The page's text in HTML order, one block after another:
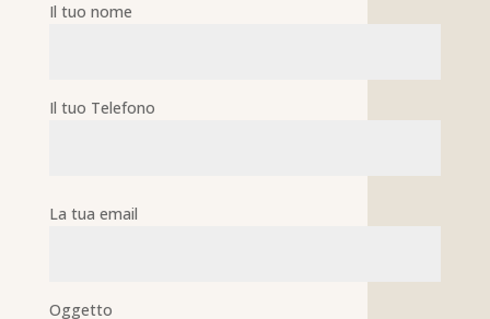
Il tuo nome
Il tuo Telefono
La tua email
Oggetto